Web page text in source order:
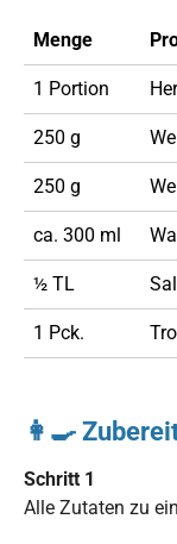
Menge
1 Portion
250 g
250 g
ca. 300 ml
½ TL
1 Pck.
👩‍🍳
Schritt 1
Alle Zutaten zu